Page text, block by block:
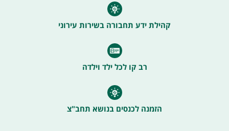
קהילת ידע תחבורה בשירות עירוני
רב קו לכל ילד וילדה
הזמנה לכנסים בנושא תחב"צ